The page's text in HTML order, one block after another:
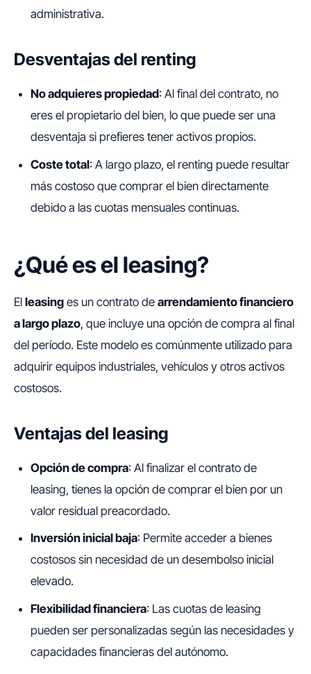
administrativa.
Desventajas del renting
No adquieres propiedad: Al final del contrato, no
eres el propietario del bien, lo que puede ser una
desventaja si prefieres tener activos propios.
Coste total: A largo plazo, el renting puede resultar
más costoso que comprar el bien directamente
debido a las cuotas mensuales continuas.
¿Qué es el leasing?
El leasing es un contrato de arrendamiento financiero
a largo plazo, que incluye una opción de compra al final
del período. Este modelo es comúnmente utilizado para
adquirir equipos industriales, vehículos y otros activos
costosos.
Ventajas del leasing
Opción de compra: Al finalizar el contrato de
leasing, tienes la opción de comprar el bien por un
valor residual preacordado.
Inversión inicial baja: Permite acceder a bienes
costosos sin necesidad de un desembolso inicial
elevado.
Flexibilidad financiera: Las cuotas de leasing
pueden ser personalizadas según las necesidades y
capacidades financieras del autónomo.